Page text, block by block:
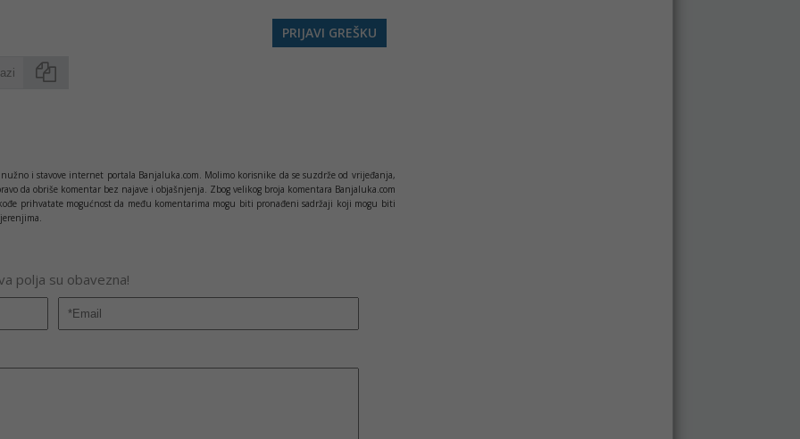
PRIJAVI GREŠKU
i stavove internet portala Banjaluka.com. Molimo korisnike da se suzdrže od vrijeđanja,
da obriše komentar bez najave i objašnjenja. Zbog velikog broja komentara Banjaluka.com
prihvatate mogućnost da među komentarima mogu biti pronađeni sadržaji koji mogu biti
polja su obavezna!